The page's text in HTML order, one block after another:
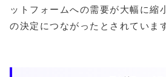
ットフォームへの需要が大幅に縮
の決定につながったとされていま